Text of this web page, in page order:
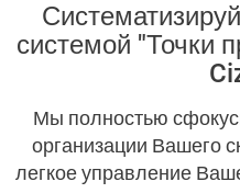
CIZARO END-USER
Cizaro Pricing (4 columns)
Cizaro понимаетВаш
системой "Точки
Мы полностью
организации Вашего
легкое управление